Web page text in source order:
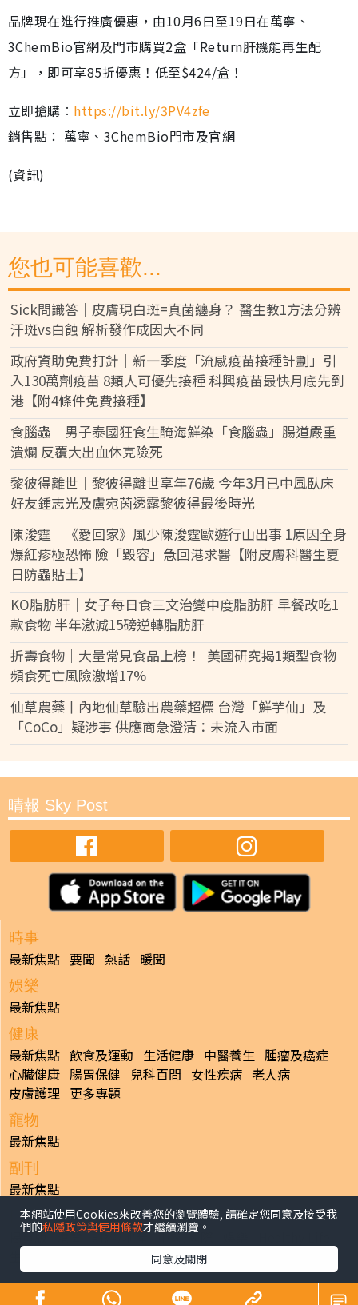
品牌現在進行推廣優惠，由10月6日至19日在萬寧、
3ChemBio官網及門市購買2盒「Return肝機能再生配
方」，即可享85折優惠！低至$424/盒！
立即搶購︰ https://bit.ly/3PV4zfe
銷售點： 萬寧、3ChemBio門市及官網
(資訊)
您也可能喜歡...
Sick問識答｜皮膚現白斑=真菌纏身？ 醫生教1方法分辨
汗斑vs白蝕 解析發作成因大不同
政府資助免費打針｜新一季度「流感疫苗接種計劃」引
入130萬劑疫苗 8類人可優先接種 科興疫苗最快月底先到
港【附4條件免費接種】
食腦蟲｜男子泰國狂食生醃海鮮染「食腦蟲」腸道嚴重
潰爛 反覆大出血休克險死
黎彼得離世｜黎彼得離世享年76歲 今年3月已中風臥床
好友鍾志光及盧宛茵透露黎彼得最後時光
陳浚霆｜《愛回家》風少陳浚霆歐遊行山出事 1原因全身
爆紅疹極恐怖 險「毀容」急回港求醫【附皮膚科醫生夏
日防蟲貼士】
KO脂肪肝｜女子每日食三文治變中度脂肪肝 早餐改吃1
款食物 半年激減15磅逆轉脂肪肝
折壽食物｜大量常見食品上榜！ 美國研究揭1類型食物
頻食死亡風險激增17%
仙草農藥丨內地仙草驗出農藥超標 台灣「鮮芋仙」及
「CoCo」疑涉事 供應商急澄清：未流入市面
晴報 Sky Post
時事
最新焦點 要聞 熱話 暖聞
娛樂
最新焦點
健康
最新焦點 飲食及運動 生活健康 中醫養生 腫瘤及癌症
心臟健康 腸胃保健 兒科百問 女性疾病 老人病
皮膚護理 更多專題
寵物
最新焦點
副刊
最新焦點
日報
揭頁版 港聞 財經/地產 中國/國際
體育 專題/人物
香港經濟日報版權所有©2026
本網站使用Cookies來改善您的瀏覽體驗, 請確定您同意及接受我
們的私隱政策與使用條款才繼續瀏覽。
同意及關閉